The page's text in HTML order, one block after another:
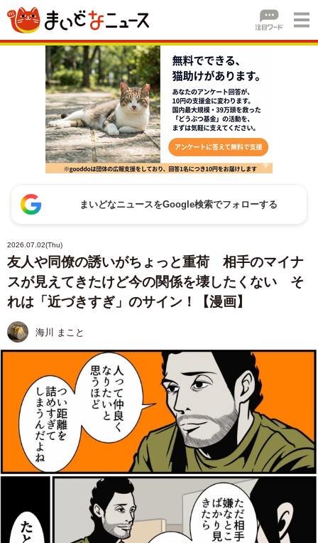
まいどなニュースをGoogle検索でフォローする
2026.07.02(Thu)
友人や同僚の誘いがちょっと重荷 相手のマイナ
スが見えてきたけど今の関係を壊したくない そ
れは「近づきすぎ」のサイン！【漫画】
海川 まこと